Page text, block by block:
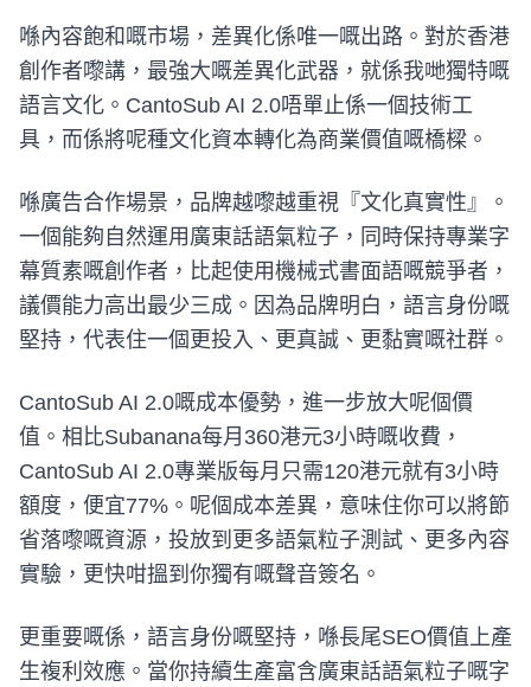
喺內容飽和嘅市場，差異化係唯一嘅出路。對於香港
創作者嚟講，最強大嘅差異化武器，就係我哋獨特嘅
語言文化。CantoSub AI 2.0唔單止係一個技術工
具，而係將呢種文化資本轉化為商業價值嘅橋樑。
喺廣告合作場景，品牌越嚟越重視『文化真實性』。
一個能夠自然運用廣東話語氣粒子，同時保持專業字
幕質素嘅創作者，比起使用機械式書面語嘅競爭者，
議價能力高出最少三成。因為品牌明白，語言身份嘅
堅持，代表住一個更投入、更真誠、更黏實嘅社群。
CantoSub AI 2.0嘅成本優勢，進一步放大呢個價
值。相比Subanana每月360港元3小時嘅收費，
CantoSub AI 2.0專業版每月只需120港元就有3小時
額度，便宜77%。呢個成本差異，意味住你可以將節
省落嚟嘅資源，投放到更多語氣粒子測試、更多內容
實驗，更快咁搵到你獨有嘅聲音簽名。
更重要嘅係，語言身份嘅堅持，喺長尾SEO價值上產
生複利效應。當你持續生產富含廣東話語氣粒子嘅字